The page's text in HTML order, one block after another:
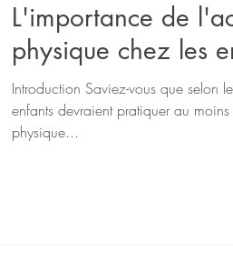
L'importance de
physique chez les
Introduction Saviez-vous que selon
enfants devraient pratiquer au
physique...